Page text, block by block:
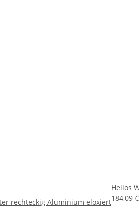
rechteckig Aluminium eloxiert
Helios
184,09 €